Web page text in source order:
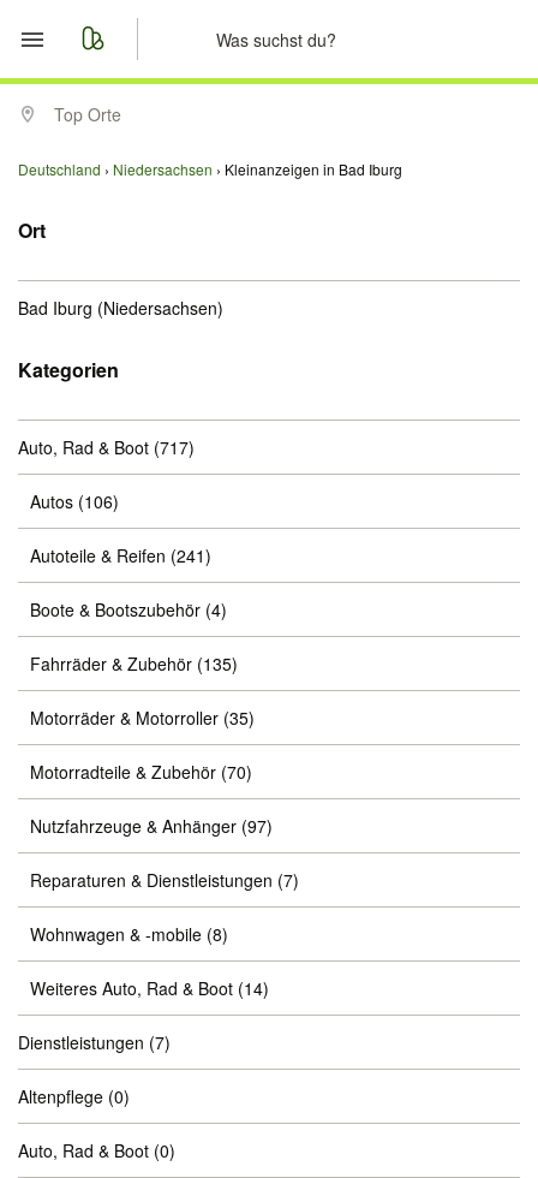
Start
Merkliste
Anzeige aufgeben
Top Orte
Deutschland Niedersachsen Kleinanzeigen in Bad Iburg
Ort
Bad Iburg (Niedersachsen)
Kategorien
Auto, Rad & Boot (717)
Autos (106)
Autoteile & Reifen (241)
Boote & Bootszubehör (4)
Fahrräder & Zubehör (135)
Motorräder & Motorroller (35)
Motorradteile & Zubehör (70)
Nutzfahrzeuge & Anhänger (97)
Reparaturen & Dienstleistungen (7)
Wohnwagen & -mobile (8)
Weiteres Auto, Rad & Boot (14)
Dienstleistungen (7)
Altenpflege (0)
Auto, Rad & Boot (0)